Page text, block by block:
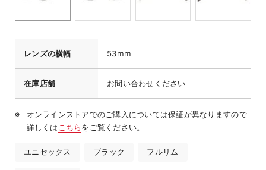
レンズの横幅 53mm
在庫店舗 お問い合わせください
オンラインストアでのご購入については保証が異なりますので
詳しくは こちらをご覧ください。
ユニセックス ブラック フルリム